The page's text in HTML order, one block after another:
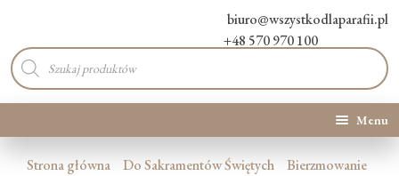
biuro@wszystkodlaparafii.pl
+48 570 970 100
Wyszukiwarka
produktów
Menu
Kategorie produktów
Strona główna Do Sakramentów Świętych
Bierzmowanie